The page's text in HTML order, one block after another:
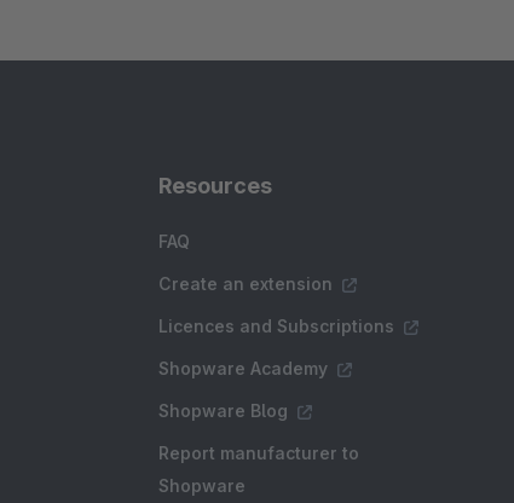
Resources
FAQ
Create an extension
Licences and Subscriptions
Shopware Academy
Shopware Blog
Report manufacturer to
Shopware